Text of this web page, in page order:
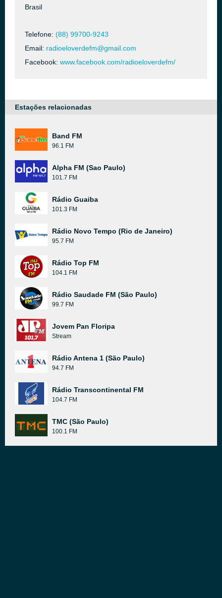
Brasil
Telefone: (88) 99700-9243
Email: radioeloverdefm@gmail.com
Facebook: www.facebook.com/radioeloverdefm/
Estações relacionadas
Band FM
96.1 FM
Alpha FM (Sao Paulo)
101.7 FM
Rádio Guaiba
101.3 FM
Rádio Novo Tempo (Rio de Janeiro)
95.7 FM
Rádio Top FM
104.1 FM
Rádio Saudade FM (São Paulo)
99.7 FM
Jovem Pan Floripa
Stream
Rádio Antena 1 (São Paulo)
94.7 FM
Rádio Transcontinental FM
104.7 FM
TMC (São Paulo)
100.1 FM